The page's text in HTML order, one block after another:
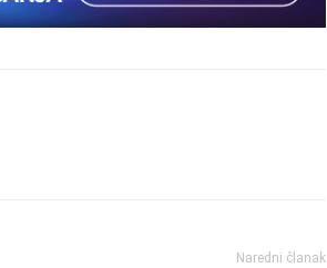
Naredni članak